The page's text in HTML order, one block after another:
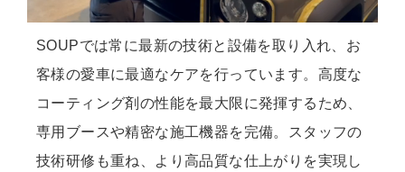
SOUPでは常に最新の技術と設備を取り入れ、お
客様の愛車に最適なケアを行っています。高度な
コーティング剤の性能を最大限に発揮するため、
専用ブースや精密な施工機器を完備。スタッフの
技術研修も重ね、より高品質な仕上がりを実現し